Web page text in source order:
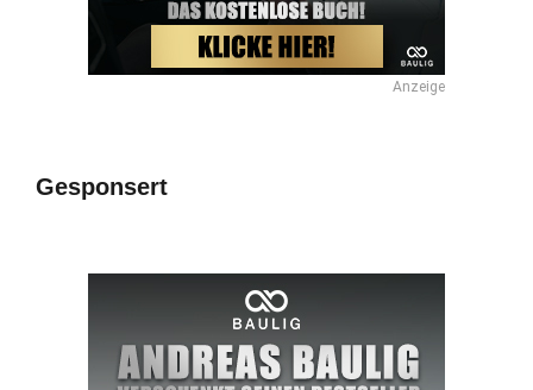
Anzeige
Gesponsert